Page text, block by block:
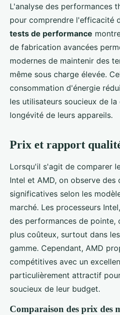
L'analyse des performances
pour comprendre l'efficacité
tests de performance
de fabrication avancées
modernes de maintenir des
même sous charge élevée.
consommation d'énergie
les utilisateurs soucieux de
longévité de leurs appareils.
Prix et rapport
Lorsqu'il s'agit de comparer
Intel et AMD, on observe des
significatives selon les
marché. Les processeurs
des performances de pointe,
plus coûteux, surtout dans
gamme. Cependant, AMD
compétitives avec un
particulièrement attractif
soucieux de leur budget.
Comparaison des prix des